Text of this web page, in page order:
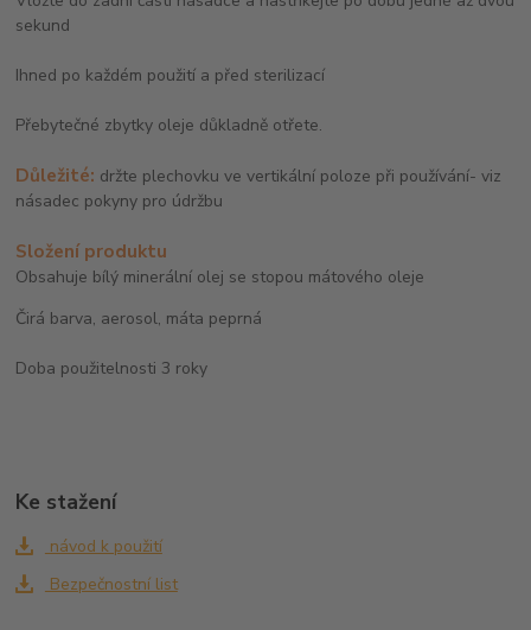
sekund
Ihned po každém použití a před sterilizací
Přebytečné zbytky oleje důkladně otřete.
Důležité: držte plechovku ve vertikální poloze při používání- viz
násadec pokyny pro údržbu
Složení produktu
Obsahuje bílý minerální olej se stopou mátového oleje
Čirá barva, aerosol, máta peprná
Doba použitelnosti 3 roky
Ke stažení
návod k použití
Bezpečnostní list